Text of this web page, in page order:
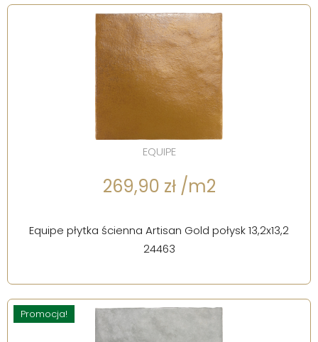
EQUIPE
269,90 zł /m2
Equipe płytka ścienna Artisan Gold połysk 13,2x13,2
24463
Promocja!